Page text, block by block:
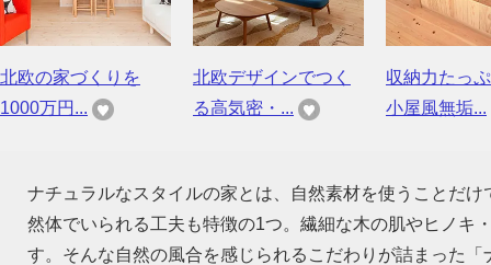
北欧の家づくりを
1000万円...
北欧デザインでつく
る高気密・...
収納力たっ
小屋風無垢...
ナチュラルなスタイルの家とは、自然素材を使うことだ
然体でいられる工夫も特徴の1つ。繊細な木の肌やヒノキ
す。そんな自然の風合を感じられるこだわりが詰まった